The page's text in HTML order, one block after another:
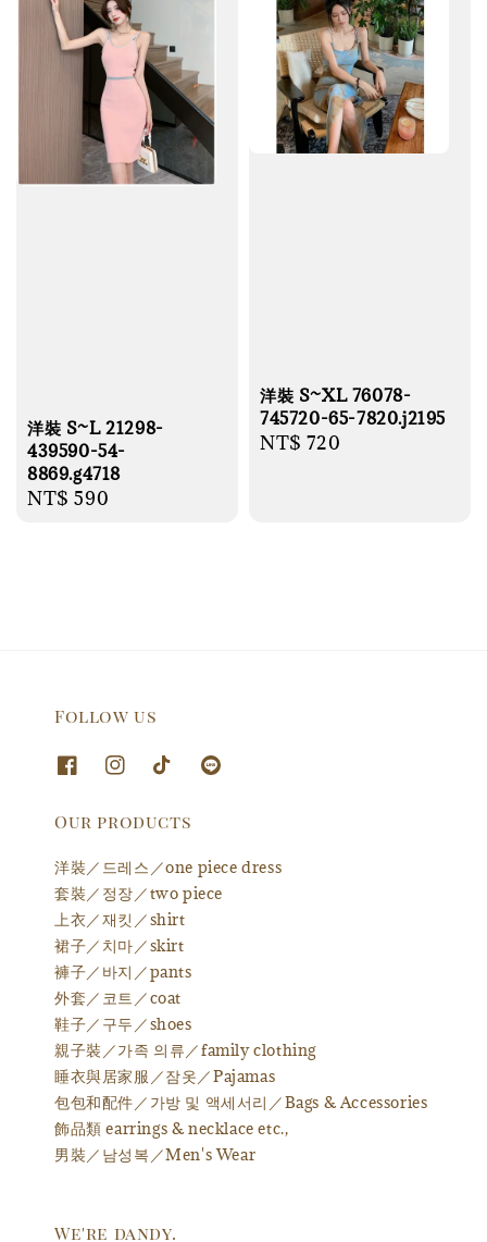
洋裝 S~L 21298-
439590-54-
8869.g4718
Regular
NT$ 590
洋裝 S~XL 76078-
745720-65-7820.j2195
Regular
NT$ 720
Follow us
Our products
洋裝／드레스／one piece dress
套裝／정장／two piece
上衣／재킷／shirt
裙子／치마／skirt
褲子／바지／pants
外套／코트／coat
鞋子／구두／shoes
親子裝／가족 의류／family clothing
睡衣與居家服／잠옷／Pajamas
包包和配件／가방 및 액세서리／Bags & Accessories
飾品類 earrings & necklace etc.,
男裝／남성복／Men's Wear
We're dandy.